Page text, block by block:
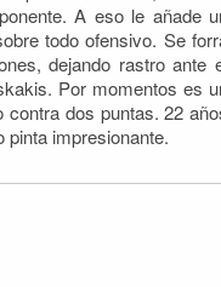
A eso le añade
todo ofensivo. Se
dejando rastro ante
Por momentos es
contra dos puntas. 22
pinta impresionante.